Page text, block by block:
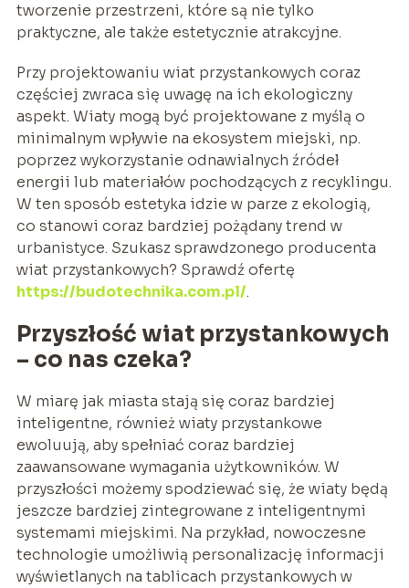
tworzenie przestrzeni, które są nie tylko
praktyczne, ale także estetycznie atrakcyjne.
Przy projektowaniu wiat przystankowych coraz
częściej zwraca się uwagę na ich ekologiczny
aspekt. Wiaty mogą być projektowane z myślą o
minimalnym wpływie na ekosystem miejski, np.
poprzez wykorzystanie odnawialnych źródeł
energii lub materiałów pochodzących z recyklingu.
W ten sposób estetyka idzie w parze z ekologią,
co stanowi coraz bardziej pożądany trend w
urbanistyce. Szukasz sprawdzonego producenta
wiat przystankowych? Sprawdź ofertę
https://budotechnika.com.pl/.
Przyszłość wiat przystankowych
– co nas czeka?
W miarę jak miasta stają się coraz bardziej
inteligentne, również wiaty przystankowe
ewoluują, aby spełniać coraz bardziej
zaawansowane wymagania użytkowników. W
przyszłości możemy spodziewać się, że wiaty będą
jeszcze bardziej zintegrowane z inteligentnymi
systemami miejskimi. Na przykład, nowoczesne
technologie umożliwią personalizację informacji
wyświetlanych na tablicach przystankowych w